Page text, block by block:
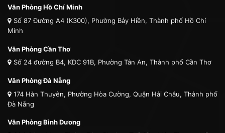
Văn Phòng Hồ Chí Minh
Số 87 Đường A4 (K300), Phường Bảy Hiền, Thành phố Hồ Chí
Minh
Văn Phòng Cần Thơ
Số 24 đường B4, KDC 91B, Phường Tân An, Thành phố Cần Thơ
Văn Phòng Đà Nẵng
174 Hàn Thuyên, Phường Hòa Cường, Quận Hải Châu, Thành phố
Đà Nẵng
Văn Phòng Bình Dương